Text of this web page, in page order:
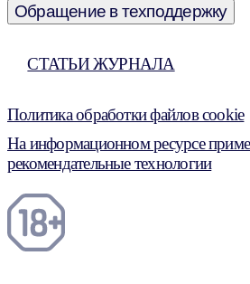
Обращение в техподдержку
СТАТЬИ ЖУРНАЛА
Политика обработки файлов cookie
На информационном ресурсе
рекомендательные технологии